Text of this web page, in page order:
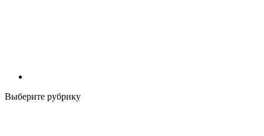
Выберите рубрику